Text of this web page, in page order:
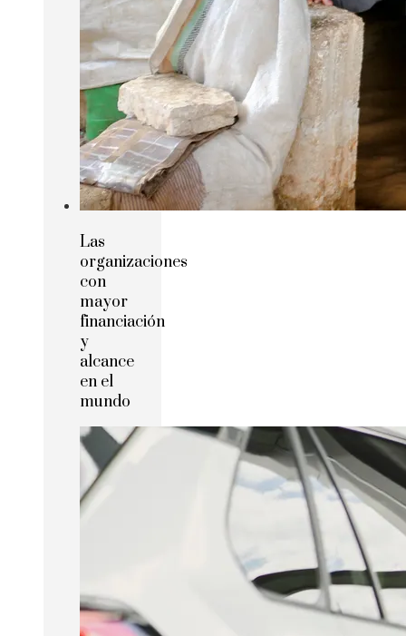
Las
organizaciones
con
mayor
financiación
y
alcance
en el
mundo